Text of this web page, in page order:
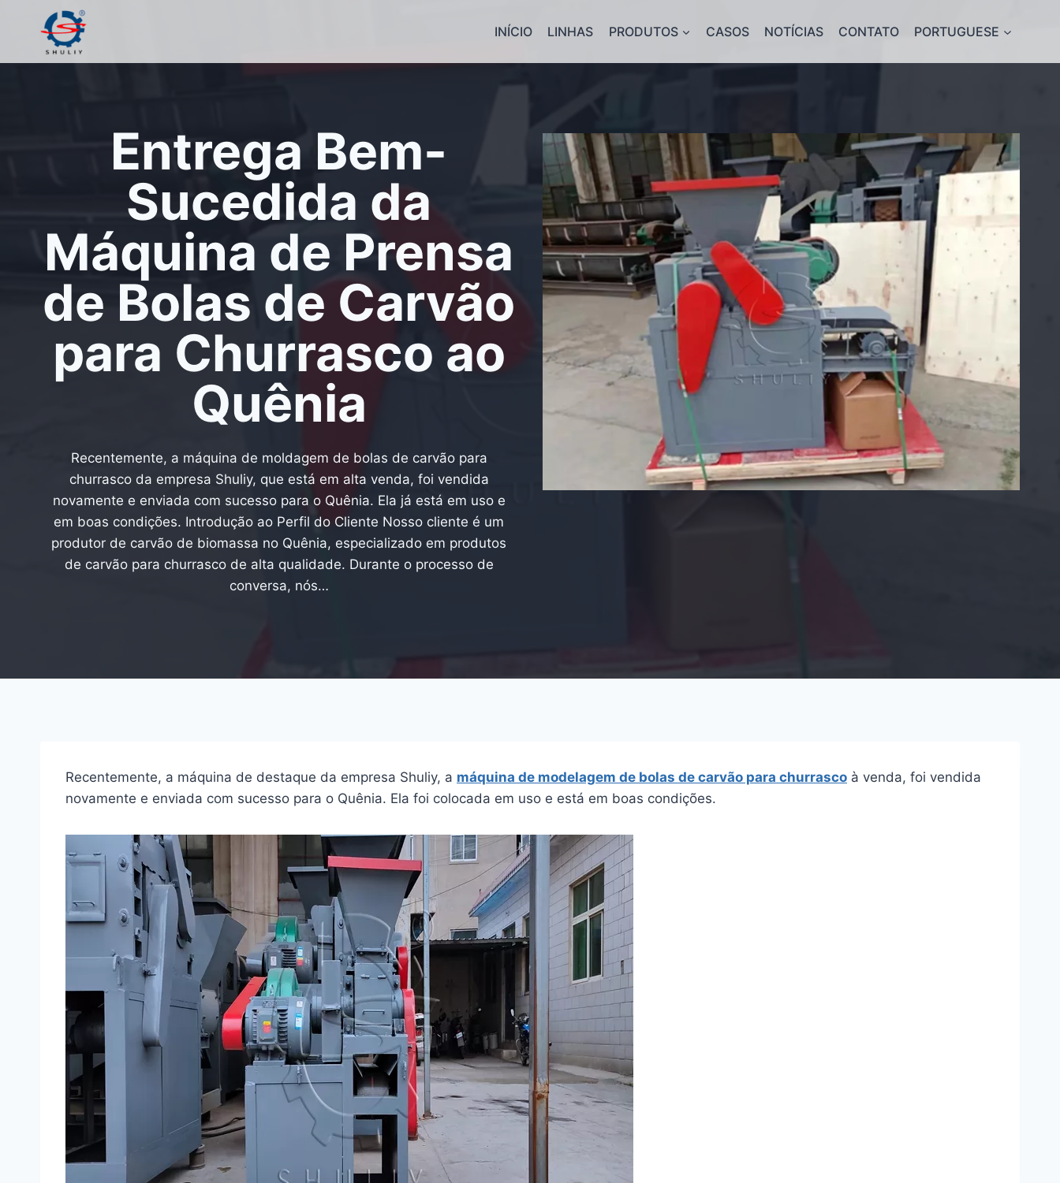
INÍCIO LINHAS PRODUTOS CASOS NOTÍCIAS CONTATO PORTUGUESE
Entrega Bem-
Sucedida da
Máquina de Prensa
de Bolas de Carvão
para Churrasco ao
Quênia
Recentemente, a máquina de moldagem de bolas de carvão para
churrasco da empresa Shuliy, que está em alta venda, foi vendida
novamente e enviada com sucesso para o Quênia. Ela já está em uso e
em boas condições. Introdução ao Perfil do Cliente Nosso cliente é um
produtor de carvão de biomassa no Quênia, especializado em produtos
de carvão para churrasco de alta qualidade. Durante o processo de
conversa, nós…
Recentemente, a máquina de destaque da empresa Shuliy, a máquina de modelagem de bolas de carvão para churrasco à venda, foi vendida
novamente e enviada com sucesso para o Quênia. Ela foi colocada em uso e está em boas condições.